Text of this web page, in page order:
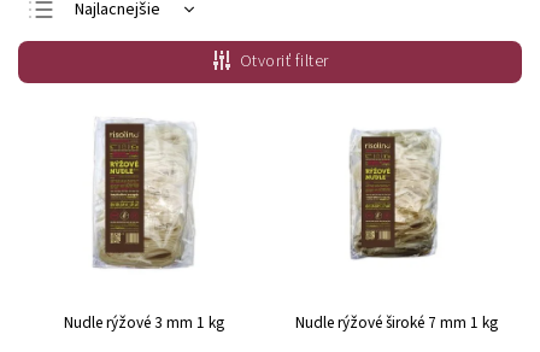
Najlacnejšie
Najdrahšie
Najpredávanejšie
Abecedne
Otvoriť filter
Nudle rýžové 3 mm 1 kg Nudle rýžové široké 7 mm 1 kg